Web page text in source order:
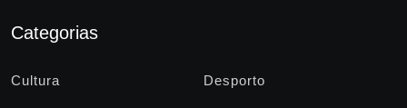
Categorias
Cultura Desporto